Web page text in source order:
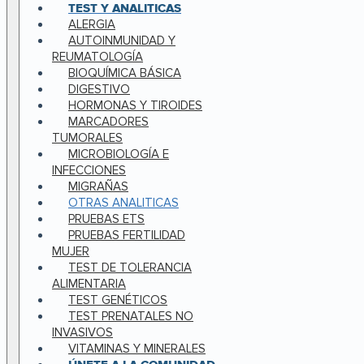
TEST Y ANALITICAS
ALERGIA
AUTOINMUNIDAD Y
REUMATOLOGÍA
BIOQUÍMICA BÁSICA
DIGESTIVO
HORMONAS Y TIROIDES
MARCADORES
TUMORALES
MICROBIOLOGÍA E
INFECCIONES
MIGRAÑAS
OTRAS ANALITICAS
PRUEBAS ETS
PRUEBAS FERTILIDAD
MUJER
TEST DE TOLERANCIA
ALIMENTARIA
TEST GENÉTICOS
TEST PRENATALES NO
INVASIVOS
VITAMINAS Y MINERALES